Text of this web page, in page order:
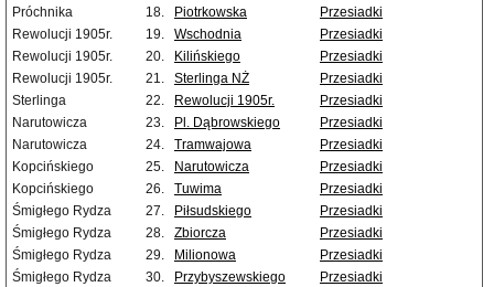
Próchnika
18. Piotrkowska
Przesiadki
Rewolucji 1905r.
19. Wschodnia
Przesiadki
Rewolucji 1905r.
20. Kilińskiego
Przesiadki
Rewolucji 1905r.
21. Sterlinga NŻ
Przesiadki
Sterlinga
22. Rewolucji 1905r.
Przesiadki
Narutowicza
23. Pl. Dąbrowskiego
Przesiadki
Narutowicza
24. Tramwajowa
Przesiadki
Kopcińskiego
25. Narutowicza
Przesiadki
Kopcińskiego
26. Tuwima
Przesiadki
Śmigłego Rydza
27. Piłsudskiego
Przesiadki
Śmigłego Rydza
28. Zbiorcza
Przesiadki
Śmigłego Rydza
29. Milionowa
Przesiadki
Śmigłego Rydza
30. Przybyszewskiego
Przesiadki